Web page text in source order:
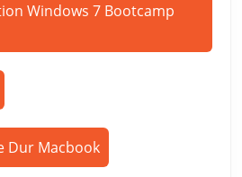
Windows 7 Bootcamp
Dur Macbook